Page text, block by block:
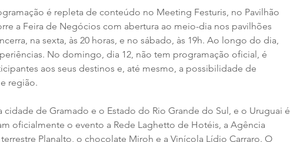
é repleta de conteúdo no Meeting Festuris, no Pavilhão
a Feira de Negócios com abertura ao meio-dia nos pavilhões
na sexta, às 20 horas, e no sábado, às 19h. Ao longo do dia,
No domingo, dia 12, não tem programação oficial, é
aos seus destinos e, até mesmo, a possibilidade de
região.
de Gramado e o Estado do Rio Grande do Sul, e o Uruguai é
oficialmente o evento a Rede Laghetto de Hotéis, a Agência
Planalto, o chocolate Miroh e a Vinícola Lídio Carraro. O